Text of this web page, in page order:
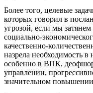
Более того, целевые
которых говорил в
угрозой, если мы
социально-
качественно-
назрела необходимость
особенно в ВПК,
управлении,
значительном повышении